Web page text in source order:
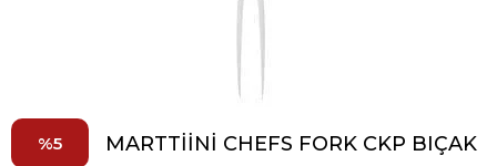
5 MARTTİİNİ CHEFS FORK CKP BIÇAK